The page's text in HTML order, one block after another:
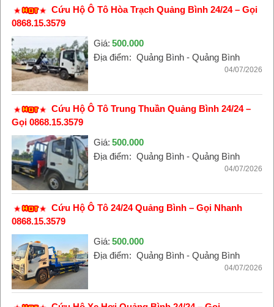
Cứu Hộ Ô Tô Hòa Trạch Quảng Bình 24/24 – Gọi
0868.15.3579
Giá: 500.000
Địa điểm: Quảng Bình - Quảng Bình
04/07/2026
Cứu Hộ Ô Tô Trung Thuần Quảng Bình 24/24 –
Gọi 0868.15.3579
Giá: 500.000
Địa điểm: Quảng Bình - Quảng Bình
04/07/2026
Cứu Hộ Ô Tô 24/24 Quảng Bình – Gọi Nhanh
0868.15.3579
Giá: 500.000
Địa điểm: Quảng Bình - Quảng Bình
04/07/2026